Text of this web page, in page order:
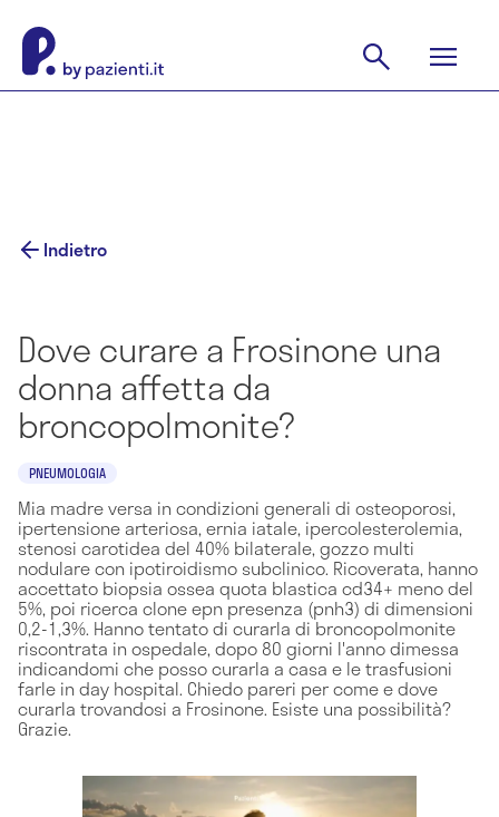
Indietro
Dove curare a Frosinone una
donna affetta da
broncopolmonite?
PNEUMOLOGIA
Mia madre versa in condizioni generali di osteoporosi,
ipertensione arteriosa, ernia iatale, ipercolesterolemia,
stenosi carotidea del 40% bilaterale, gozzo multi
nodulare con ipotiroidismo subclinico. Ricoverata, hanno
accettato biopsia ossea quota blastica cd34+ meno del
5%, poi ricerca clone epn presenza (pnh3) di dimensioni
0,2-1,3%. Hanno tentato di curarla di broncopolmonite
riscontrata in ospedale, dopo 80 giorni l'anno dimessa
indicandomi che posso curarla a casa e le trasfusioni
farle in day hospital. Chiedo pareri per come e dove
curarla trovandosi a Frosinone. Esiste una possibilità?
Grazie.